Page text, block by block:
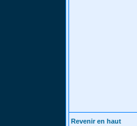
Revenir en haut